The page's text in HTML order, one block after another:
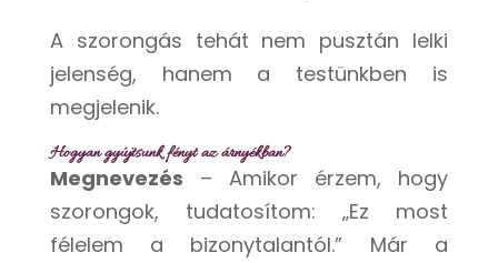
A szorongás tehát nem pusztán lelki
jelenség, hanem a testünkben is
megjelenik.
Hogyan gyújtsunk fényt az árnyékban?
Megnevezés – Amikor érzem, hogy
szorongok, tudatosítom: „Ez most
félelem a bizonytalantól.” Már a